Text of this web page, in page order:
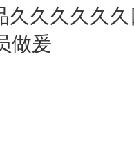
久久久久久
做爰